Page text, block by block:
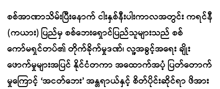
စစ်အာဏာသိမ်းပြီးနောက် ငါးနှစ်နီးပါးကာလအတွင်း ကရင်နီ
(ကယား) ပြည်မှ စစ်ဘေးရှောင်ပြည်သူများသည် စစ်
ကော်မရှင်တပ်၏ တိုက်ခိုက်မှုဒဏ်၊ လူ့အခွင့်အရေး ချိုး
ဖောက်မှုများအပြင် နိုင်ငံတကာ အထောက်အပံ့ ပြတ်တောက်
မှုကြောင့် ‘အငတ်ဘေး’ အန္တရာယ်နှင့် စိတ်ပိုင်းဆိုင်ရာ ဖိအား